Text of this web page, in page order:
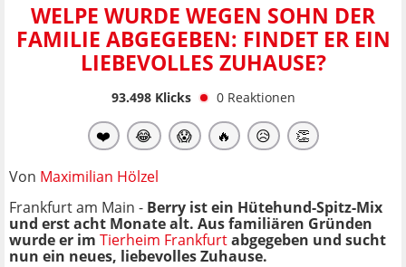
WELPE WURDE WEGEN SOHN DER
FAMILIE ABGEGEBEN: FINDET ER EIN
LIEBEVOLLES ZUHAUSE?
93.498Klicks 0 Reaktionen
❤️ 😂 😱 🔥 😥 👏
Von Maximilian Hölzel
Frankfurt am Main - Berry ist ein Hütehund-Spitz-Mix
und erst acht Monate alt. Aus familiären Gründen
wurde er im Tierheim Frankfurtabgegeben und sucht
nun ein neues, liebevolles Zuhause.